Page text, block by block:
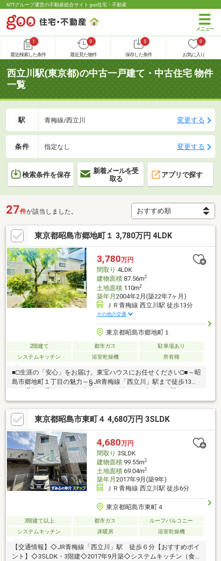
NTTグループ運営の不動産総合サイト goo住宅・不動産
1
最近検索した条件
0
最近見た物件
0
保存した条件
0
お気に入り
西立川駅(東京都)の中古一戸建て・中古住宅 物件
一覧
駅 青梅線/西立川 変更する
条件 指定なし 変更する
検索条件を保存
新着メールを受
取る
アプリで探す
27件が該当しました。
東京都昭島市郷地町１ 3,780万円 4LDK
3,780万円
間取り 4LDK
建物面積87.56m2
土地面積110m2
築年月 2004年2月(築22年7ヶ月)
ＪＲ青梅線 西立川駅 徒歩13分
その他の交通
東京都昭島市郷地町１
2階建て 都市ガス
駐車場あり
システムキッチン
浴室乾燥機 所有権
■□生涯の「安心」をお届け。東宝ハウスにお任せください□■～昭
島市郷地町１丁目の魅力～§JR青梅線「西立川」駅まで徒歩13
ます。§全居室が南向きで陽当り良好です。§浴室換気乾燥機や食
器洗乾燥機など、快適な毎日を支える設備付き。§WICや屋根裏収
納など、随所に収納スペースが設置されています。§昭島市立共
成小学校まで徒歩9分。通学負担が少ない距離です。§2026年2月
リノベーション済み。交換:キッチン、ユニットバス、洗面化粧
台、トイレ 等貼替:壁・天井クロス、襖・障子 等その他:ハウスク
リーニング 等
東京都昭島市東町４ 4,680万円 3SLDK
4,680万円
間取り 3SLDK
建物面積99.55m2
土地面積69.04m2
築年月 2017年9月(築9年)
ＪＲ青梅線 西立川駅 徒歩6分
東京都昭島市東町４
3階建て以上 都市ガス
ルーフバルコニー
システムキッチン
床暖房 浴室乾燥機
【交通情報】◇JR青梅線「西立川」駅 徒歩６分【おすすめポイ
ント】◇3SLDK・3階建◇2017年9月築◇システムキッチン（食洗